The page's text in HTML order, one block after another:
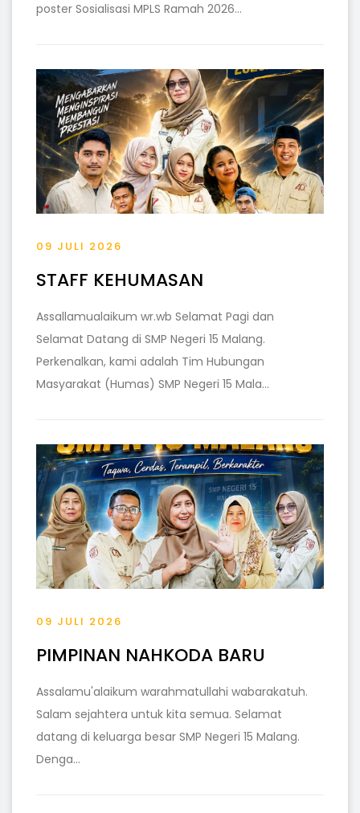
poster Sosialisasi MPLS Ramah 2026...
09 JULI 2026
STAFF KEHUMASAN
Assallamualaikum wr.wb Selamat Pagi dan
Selamat Datang di SMP Negeri 15 Malang.
Perkenalkan, kami adalah Tim Hubungan
Masyarakat (Humas) SMP Negeri 15 Mala...
09 JULI 2026
PIMPINAN NAHKODA BARU
Assalamu'alaikum warahmatullahi wabarakatuh.
Salam sejahtera untuk kita semua. Selamat
datang di keluarga besar SMP Negeri 15 Malang.
Denga...